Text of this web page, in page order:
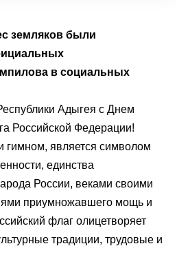
земляков были
в социальных
Адыгея с Днем
Российской Федерации!
гимном, является символом
единства
России, веками своими
приумножавшего мощь и
флаг олицетворяет
традиции, трудовые и